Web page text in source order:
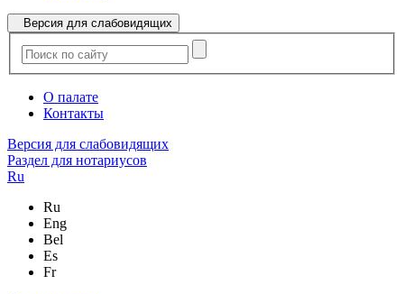
Версия для слабовидящих
О палате
Контакты
Версия для слабовидящих
Раздел для нотариусов
Ru
Ru
Eng
Bel
Es
Fr